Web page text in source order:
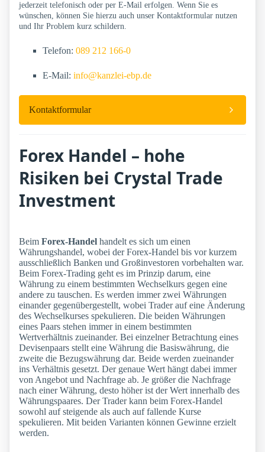
jederzeit telefonisch oder per E-Mail erfolgen. Wenn Sie es
wünschen, können Sie hierzu auch unser Kontaktformular nutzen
und Ihr Problem kurz schildern.
Telefon: 089 212 166-0
E-Mail: info@kanzlei-ebp.de
Kontaktformular
Forex Handel – hohe
Risiken bei Crystal Trade
Investment
Beim Forex-Handel handelt es sich um einen
Währungshandel, wobei der Forex-Handel bis vor kurzem
ausschließlich Banken und Großinvestoren vorbehalten war.
Beim Forex-Trading geht es im Prinzip darum, eine
Währung zu einem bestimmten Wechselkurs gegen eine
andere zu tauschen. Es werden immer zwei Währungen
einander gegenübergestellt, wobei Trader auf eine Änderung
des Wechselkurses spekulieren. Die beiden Währungen
eines Paars stehen immer in einem bestimmten
Wertverhältnis zueinander. Bei einzelner Betrachtung eines
Devisenpaars stellt eine Währung die Basiswährung, die
zweite die Bezugswährung dar. Beide werden zueinander
ins Verhältnis gesetzt. Der genaue Wert hängt dabei immer
von Angebot und Nachfrage ab. Je größer die Nachfrage
nach einer Währung, desto höher ist der Wert innerhalb des
Währungspaares. Der Trader kann beim Forex-Handel
sowohl auf steigende als auch auf fallende Kurse
spekulieren. Mit beiden Varianten können Gewinne erzielt
werden.